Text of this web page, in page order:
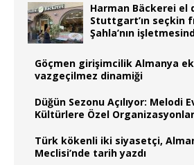
Harman Bäckerei el
Stuttgart’ın seçkin
Şahla’nın
Göçmen girişimcilik Almanya
vazgeçilmez dinamiği
Düğün Sezonu Açılıyor: Melodi
Kültürlere Özel Organizasyonlar
Türk kökenli iki siyasetçi,
Meclisi’nde tarih yazdı